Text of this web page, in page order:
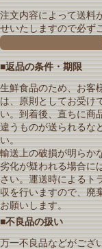
注文内容によって送料
せいたしますので必ず
■返品の条件・期限
生鮮食品のため、お客
は、原則としてお受け
い。到着後、直ちに商
違うものが送られるな
い。
輸送上の破損が明らか
劣化が疑われる場合に
さい。運送時によるト
収を行いますので、廃
お願いします。
■不良品の扱い
万一不良品などがござ